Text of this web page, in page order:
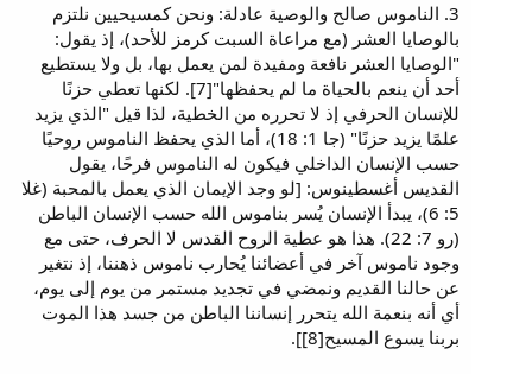
3. الناموس صالح والوصية عادلة: ونحن كمسيحيين نلتزم
بالوصايا العشر (مع مراعاة السبت كرمز للأحد)، إذ يقول:
"الوصايا العشر نافعة ومفيدة لمن يعمل بها، بل ولا يستطيع
أحد أن ينعم بالحياة ما لم يحفظها"[7]. لكنها تعطي حزنًا
للإنسان الحرفي إذ لا تحرره من الخطية، لذا قيل "الذي يزيد
علمًا يزيد حزنًا" (جا 1: 18)، أما الذي يحفظ الناموس روحيًا
حسب الإنسان الداخلي فيكون له الناموس فرحًا، يقول
القديس أغسطينوس: [لو وجد الإيمان الذي يعمل بالمحبة (غلا
5: 6)، يبدأ الإنسان يُسر بناموس الله حسب الإنسان الباطن
(رو 7: 22). هذا هو عطية الروح القدس لا الحرف، حتى مع
وجود ناموس آخر في أعضائنا يُحارب ناموس ذهننا، إذ نتغير
عن حالنا القديم ونمضي في تجديد مستمر من يوم إلى يوم،
أي أنه بنعمة الله يتحرر إنساننا الباطن من جسد هذا الموت
بربنا يسوع المسيح[8]].